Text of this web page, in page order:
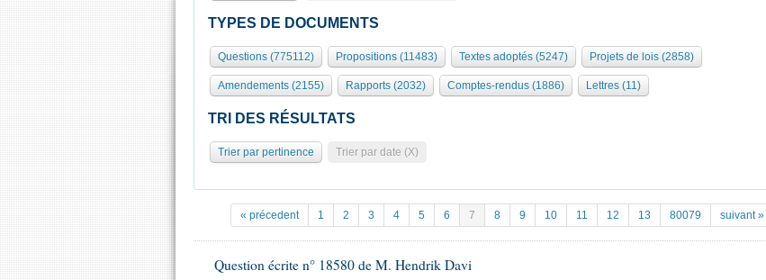
TYPES DE DOCUMENTS
Questions (775112) Propositions (11483) Textes adoptés (5247) Projets de lois (2858)
Amendements (2155) Rapports (2032) Comptes-rendus (1886) Lettres (11)
TRI DES RÉSULTATS
Trier par pertinence Trier par date (X)
« précedent 1 2 3 4 5 6 7 8 9 10 11 12 13 80079 suivant »
Question écrite n° 18580 de M. Hendrik Davi